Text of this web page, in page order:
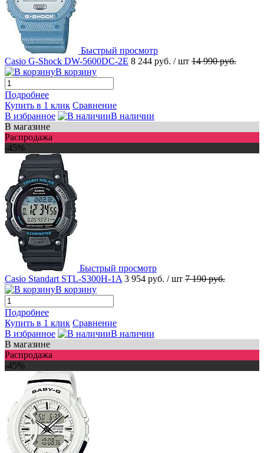
Быстрый просмотр
Casio G-Shock DW-5600DC-2E 8 244 руб. / шт 14 990 руб.
В корзину
Подробнее
Купить в 1 клик Сравнение
В избранное
В наличии
В магазине
Распродажа
-45%
Быстрый просмотр
Casio Standart STL-S300H-1A 3 954 руб. / шт 7 190 руб.
В корзину
Подробнее
Купить в 1 клик Сравнение
В избранное
В наличии
В магазине
Распродажа
-45%